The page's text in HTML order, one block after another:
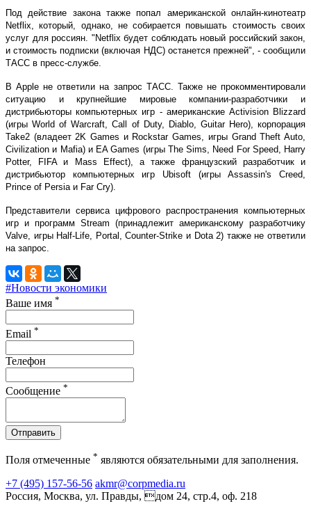
Под действие закона также попал американской онлайн-кинотеатр
Netflix, который, однако, не собирается повышать стоимость своих
услуг для россиян. "Netflix будет соблюдать новый российский закон,
и стоимость подписки (включая НДС) останется прежней", - сообщили
ТАСС в пресс-службе.
В Apple не ответили на запрос ТАСС. Также не прокомментировали
ситуацию и крупнейшие мировые компании-разработчики и
дистрибьюторы компьютерных игр - американские Activision Blizzard
(игры World of Warcraft, Call of Duty, Diablo, Guitar Hero), корпорация
Take2 (владеет 2K Games и Rockstar Games, игры Grand Theft Auto,
Civilization и Mafia) и EA Games (игры The Sims, Need For Speed, Harry
Potter, FIFA и Mass Effect), а также французский разработчик и
дистрибьютор компьютерных игр Ubisoft (игры Assassin's Creed,
Prince of Persia и Far Cry).
Представители сервиса цифрового распространения компьютерных
игр и программ Stream (принадлежит американскому разработчику
Valve, игры Half-Life, Portal, Counter-Strike и Dota 2) также не ответили
на запрос.
#Новости экономики
Ваше имя *
Email *
Телефон
Сообщение *
Отправить
Поля отмеченные * являются обязательными для заполнения.
+7 (495) 157-56-56 akmr@corpmedia.ru
Россия, Москва, ул. Правды, дом 24, стр.4, оф. 218